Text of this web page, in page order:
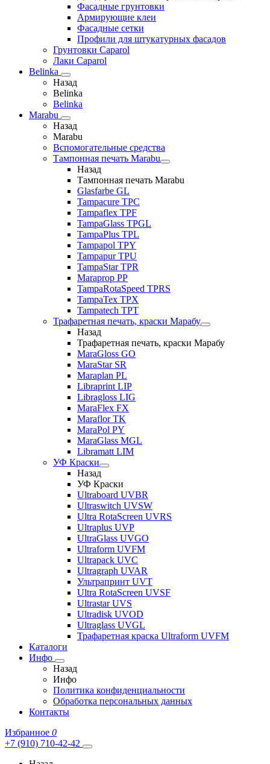
Фасадные грунтовки
Армирующие клеи
Фасадные сетки
Профили для штукатурных фасадов
Грунтовки Caparol
Лаки Caparol
Belinka
Назад
Belinka
Belinka
Marabu
Назад
Marabu
Вспомогательные средства
Тампонная печать Marabu
Назад
Тампонная печать Marabu
Glasfarbe GL
Tampacure TPC
Tampaflex TPF
TampaGlass TPGL
TampaPlus TPL
Tampapol TPY
Tampapur TPU
TampaStar TPR
Maraprop PP
TampaRotaSpeed TPRS
TampaTex TPX
Tampatech TPT
Трафаретная печать, краски Марабу
Назад
Трафаретная печать, краски Марабу
MaraGloss GO
MaraStar SR
Maraplan PL
Libraprint LIP
Libragloss LIG
MaraFlex FX
Maraflor TK
MaraPol PY
MaraGlass MGL
Libramatt LIM
УФ Краски
Назад
УФ Краски
Ultraboard UVBR
Ultraswitch UVSW
Ultra RotaScreen UVRS
Ultraplus UVP
UltraGlass UVGO
Ultraform UVFM
Ultrapack UVC
Ultragraph UVAR
Ультрапринт UVT
Ultra RotaScreen UVSF
Ultrastar UVS
Ultradisk UVOD
Ultraglass UVGL
Трафаретная краска Ultraform UVFM
Каталоги
Инфо
Назад
Инфо
Политика конфиденциальности
Обработка персональных данных
Контакты
Избранное 0
+7 (910) 710-42-42